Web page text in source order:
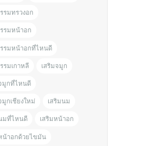
รมทรวงอก
รมหน้าอก
รมหน้าอกที่ไหนดี
รมเกาหลี เสริมจมูก
มูกที่ไหนดี
มูกเชียงใหม่ เสริมนม
มที่ไหนดี เสริมหน้าอก
น้าอกด้วยไขมัน